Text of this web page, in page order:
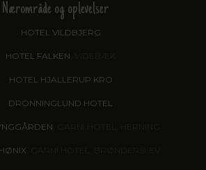
Nærområde og oplevelser
HOTEL VILDBJERG
HOTEL FALKEN
HOTEL HJALLERUP KRO
DRONNINGLUND HOTEL